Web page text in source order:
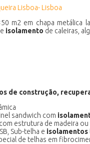
m2 em chapa metálica
e isolamento de caleiras,
de construção,
sandwich com
com estrutura de madeira
Sub-telha e isolamentos
de telhas em